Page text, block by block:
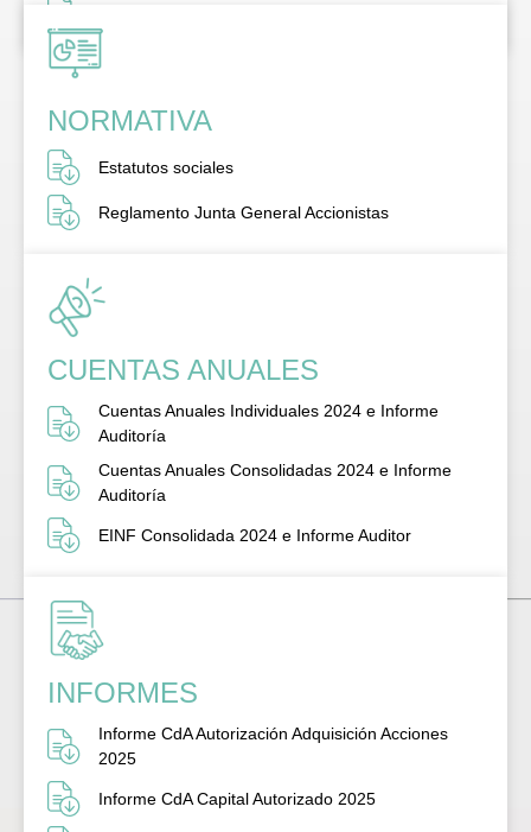
NORMATIVA
Estatutos sociales
Reglamento Junta General Accionistas
CUENTAS ANUALES
Cuentas Anuales Individuales 2024 e Informe
Auditoría
Cuentas Anuales Consolidadas 2024 e Informe
Auditoría
EINF Consolidada 2024 e Informe Auditor
INFORMES
Informe CdA Autorización Adquisición Acciones
2025
Informe CdA Capital Autorizado 2025